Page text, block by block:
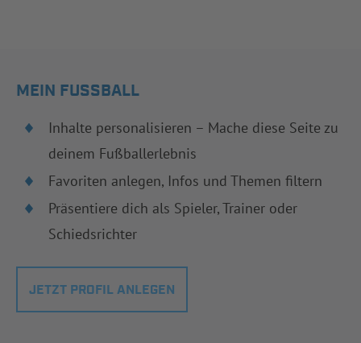
MEIN FUSSBALL
Inhalte personalisieren – Mache diese Seite zu
deinem Fußballerlebnis
Favoriten anlegen, Infos und Themen filtern
Präsentiere dich als Spieler, Trainer oder
Schiedsrichter
JETZT PROFIL ANLEGEN